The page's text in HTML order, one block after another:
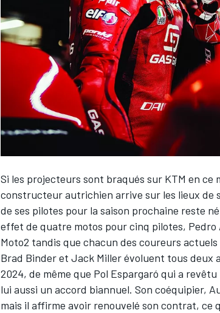
Si les projecteurs sont braqués sur KTM en
constructeur autrichien arrive sur les lieux de
de ses pilotes pour la saison prochaine reste
effet de quatre motos pour cinq pilotes, Pedro
Moto2 tandis que chacun des coureurs
Brad Binderet Jack Millerévoluent tous deux
2024, de même que Pol Espargaró qui a
lui aussi un accord biannuel. Son coéquipier,
mais il affirme avoir renouvelé son contrat, ce